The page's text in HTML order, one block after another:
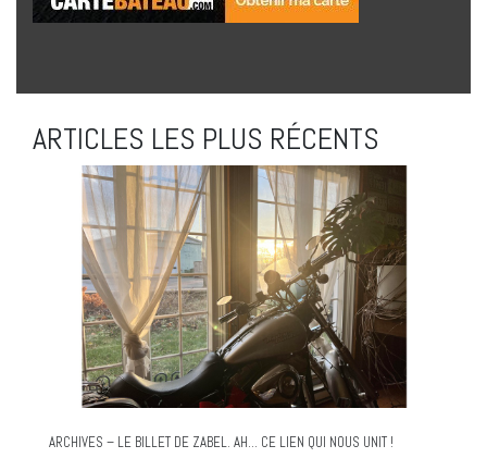
ARTICLES LES PLUS RÉCENTS
ARCHIVES – LE BILLET DE ZABEL. AH… CE LIEN QUI NOUS UNIT !